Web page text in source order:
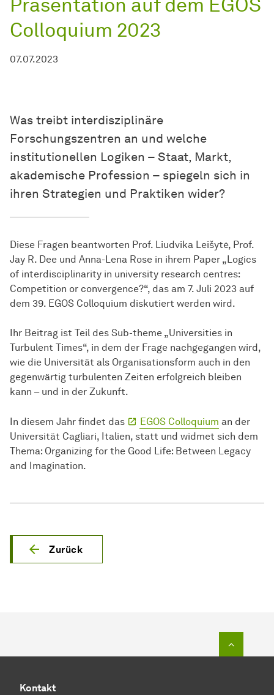
Colloquium 2023
07.07.2023
Was treibt interdisziplinäre
Forschungszentren an und welche
institutionellen Logiken – Staat, Markt,
akademische Profession – spiegeln sich in
ihren Strategien und Praktiken wider?
Diese Fragen beantworten Prof. Liudvika Leišytė, Prof.
Jay R. Dee und Anna-Lena Rose in ihrem Paper „Logics
of interdisciplinarity in university research centres:
Competition or convergence?“, das am 7. Juli 2023 auf
dem 39. EGOS Colloquium diskutiert werden wird.
Ihr Beitrag ist Teil des Sub-theme „Universities in
Turbulent Times“, in dem der Frage nachgegangen wird,
wie die Universität als Organisationsform auch in den
gegenwärtig turbulenten Zeiten erfolgreich bleiben
kann – und in der Zukunft.
In diesem Jahr findet das EGOS Colloquium an der
Universität Cagliari, Italien, statt und widmet sich dem
Thema: Organizing for the Good Life: Between Legacy
and Imagination.
Zurück
Kontakt